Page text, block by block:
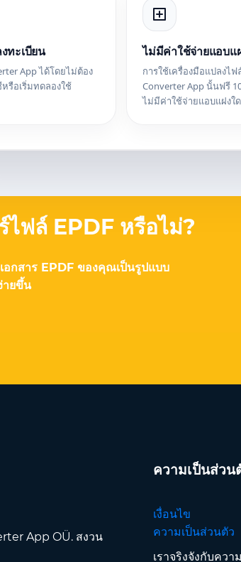
ทะเบียน
App ได้โดยไม่ต้อง
รือเริ่มทดลองใช้
ไม่มีค่าใช้จ่ายแอบแ
การใช้เครื่องมือแปลงไฟ
Converter App นั้นฟรี
ไม่มีค่าใช้จ่ายแอบแฝงใ
ฟล์ EPDF หรือไม่?
กสาร EPDF ของคุณเป็นรูปแบบ
ายขึ้น
App OÜ. สงวน
ความเป็นส่ว
เงื่อนไข
ความเป็นส่วนตัว
เราจริงจังกับคว